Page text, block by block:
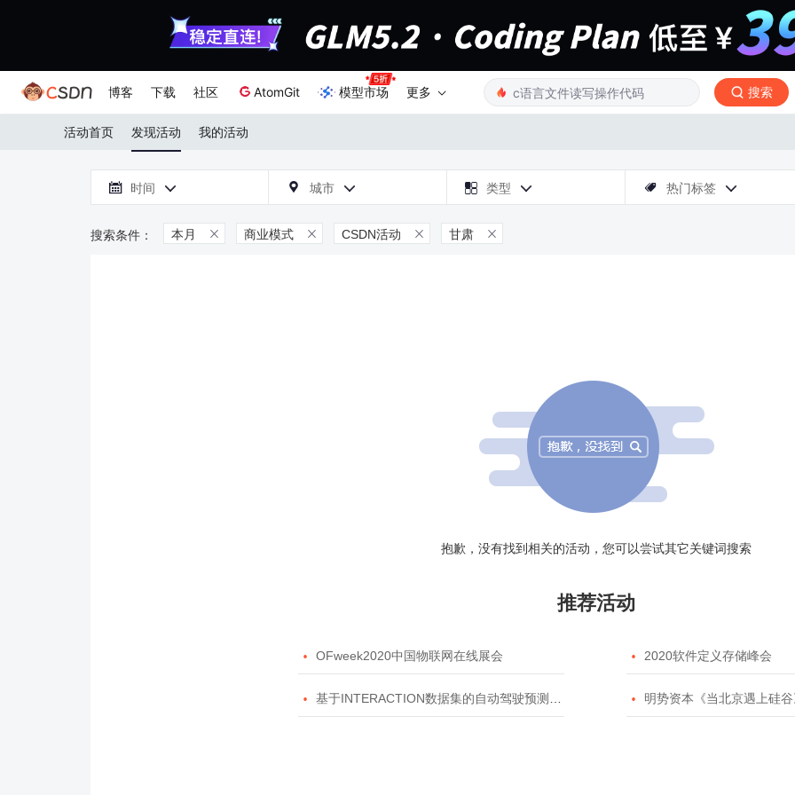
博客 下载 社区 AtomGit 模型市场 更多 搜索
活动首页 发现活动 我的活动
 时间   城市   类型   热门标签 
本月  商业模式  CSDN活动  甘肃 
抱歉，没有找到相关的活动，您可以尝试其它关键词搜索
推荐活动
 OFweek2020中国物联网在线展会  2020软件定义存储峰会
 基于INTERACTION数据集的自动驾驶预测模型挑战赛  明势资本《当北京遇上硅谷》系列